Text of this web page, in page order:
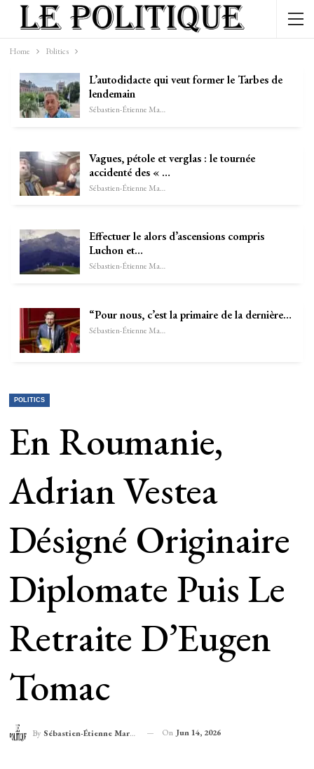
Home Politics
L’autodidacte qui veut former le Tarbes de
lendemain
Sébastien-Étienne Marechal
Vagues, pétole et verglas : le tournée
accidenté des « …
Sébastien-Étienne Marechal
Effectuer le alors d’ascensions compris
Luchon et…
Sébastien-Étienne Marechal
“Pour nous, c’est la primaire de la dernière…
Sébastien-Étienne Marechal
POLITICS
En Roumanie,
Adrian Vestea
Désigné Originaire
Diplomate Puis Le
Retraite D’Eugen
Tomac
By Sébastien-Étienne Marechal On Jun 14, 2026